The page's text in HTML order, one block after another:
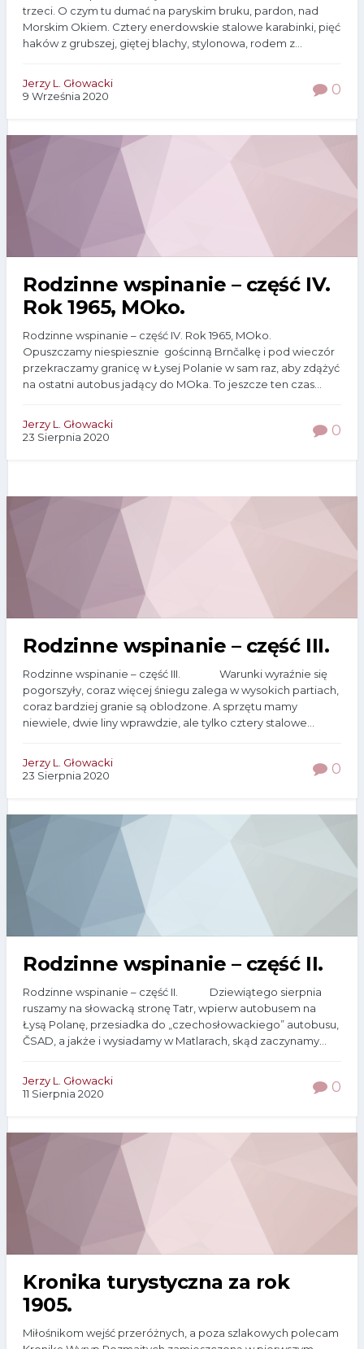
trzeci. O czym tu dumać na paryskim bruku, pardon, nad
Morskim Okiem. Cztery enerdowskie stalowe karabinki, pięć
haków z grubszej, giętej blachy, stylonowa, rodem z...
Jerzy L. Głowacki
9 Września 2020
0
Rodzinne wspinanie – część IV.
Rok 1965, MOko.
Rodzinne wspinanie – część IV. Rok 1965, MOko.
Opuszczamy niespiesznie gościnną Brnčalkę i pod wieczór
przekraczamy granicę w Łysej Polanie w sam raz, aby zdążyć
na ostatni autobus jadący do MOka. To jeszcze ten czas...
Jerzy L. Głowacki
23 Sierpnia 2020
0
Rodzinne wspinanie – część III.
Rodzinne wspinanie – część III. Warunki wyraźnie się
pogorszyły, coraz więcej śniegu zalega w wysokich partiach,
coraz bardziej granie są oblodzone. A sprzętu mamy
niewiele, dwie liny wprawdzie, ale tylko cztery stalowe...
Jerzy L. Głowacki
23 Sierpnia 2020
0
Rodzinne wspinanie – część II.
Rodzinne wspinanie – część II. Dziewiątego sierpnia
ruszamy na słowacką stronę Tatr, wpierw autobusem na
Łysą Polanę, przesiadka do „czechosłowackiego” autobusu,
ČSAD, a jakże i wysiadamy w Matlarach, skąd zaczynamy...
Jerzy L. Głowacki
11 Sierpnia 2020
0
Kronika turystyczna za rok
1905.
Miłośnikom wejść przeróżnych, a poza szlakowych polecam